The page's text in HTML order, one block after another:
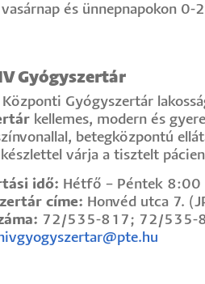
és ünnepnapokon 0-
Gyógyszertár
Gyógyszertár
kellemes, modern és
betegközpontú
várja a tisztelt
idő: Hétfő – Péntek
címe: Honvéd utca 7.
72/535-817; 72/535-